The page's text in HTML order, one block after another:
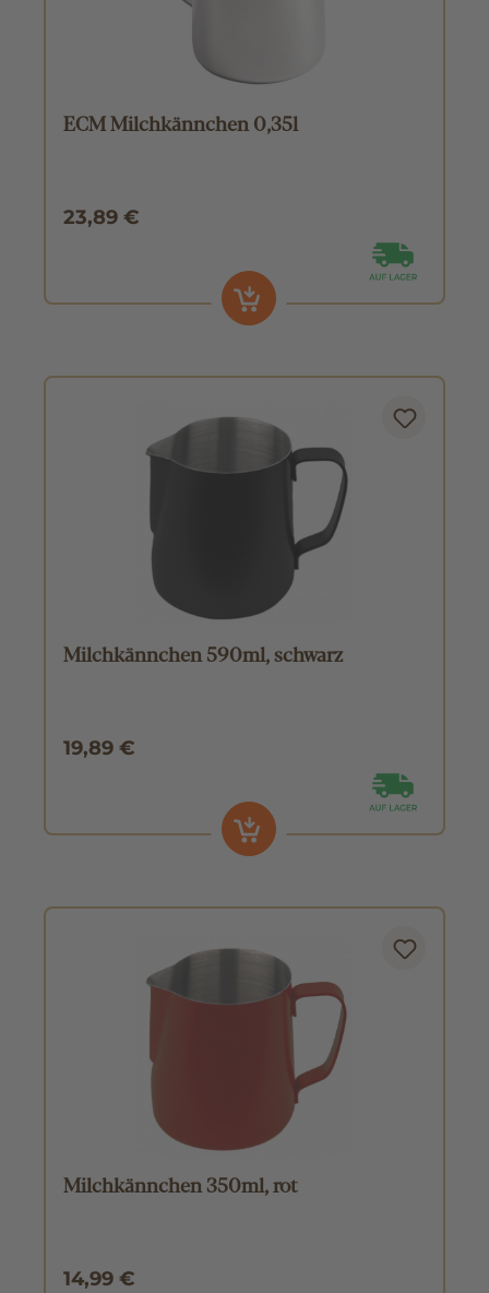
ECM Milchkännchen 0,35l
23,89 €
Milchkännchen 590ml, schwarz
19,89 €
Milchkännchen 350ml, rot
14,99 €